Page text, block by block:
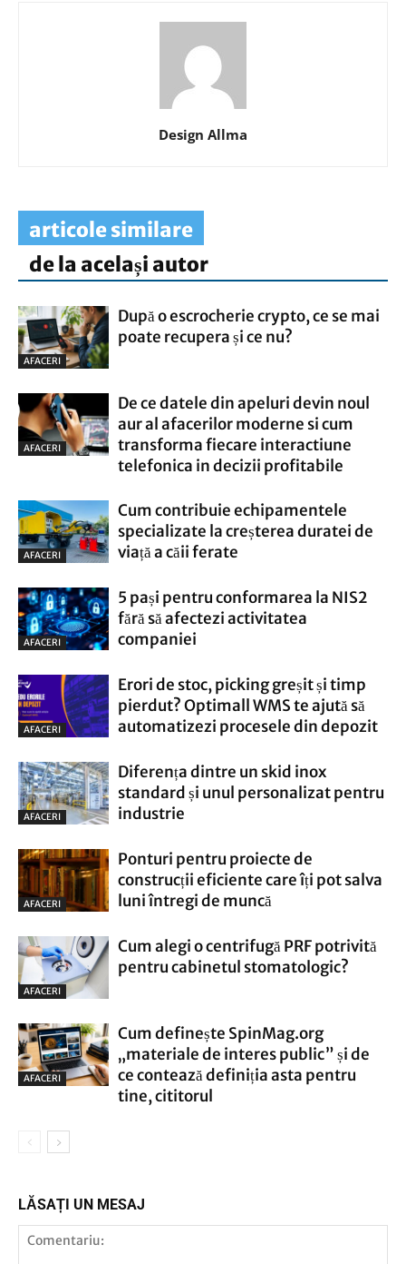
Design Allma
articole similare
de la același autor
AFACERI
După o escrocherie crypto, ce se mai
poate recupera și ce nu?
AFACERI
De ce datele din apeluri devin noul
aur al afacerilor moderne si cum
transforma fiecare interactiune
telefonica in decizii profitabile
AFACERI
Cum contribuie echipamentele
specializate la creșterea duratei de
viață a căii ferate
AFACERI
5 pași pentru conformarea la NIS2
fără să afectezi activitatea
companiei
AFACERI
Erori de stoc, picking greșit și timp
pierdut? Optimall WMS te ajută să
automatizezi procesele din depozit
AFACERI
Diferența dintre un skid inox
standard și unul personalizat pentru
industrie
AFACERI
Ponturi pentru proiecte de
construcții eficiente care îți pot salva
luni întregi de muncă
AFACERI
Cum alegi o centrifugă PRF potrivită
pentru cabinetul stomatologic?
AFACERI
Cum definește SpinMag.org
„materiale de interes public” și de
ce contează definiția asta pentru
tine, cititorul
LĂSAȚI UN MESAJ